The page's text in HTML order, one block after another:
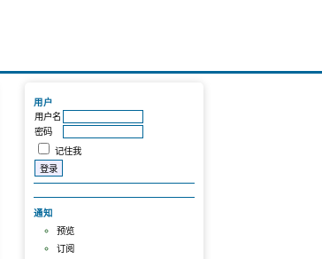
用户
用户名
密码
记住我
通知
预览
订阅